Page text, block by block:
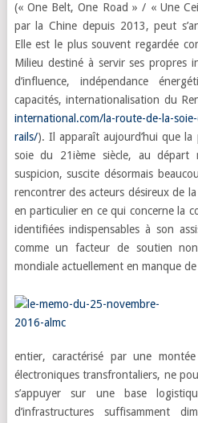
(« One Belt, One Road » / « Une
par la Chine depuis 2013, peut
Elle est le plus souvent regardée
Milieu destiné à servir ses propres
d’influence, indépendance
capacités, internationalisation du
international.com/la-route-de-la-
rails/). Il apparaît aujourd’hui que
soie du 21ième siècle, au départ
suspicion, suscite désormais
rencontrer des acteurs désireux de
en particulier en ce qui concerne la
identifiées indispensables à son
comme un facteur de soutien
mondiale actuellement en manque
entier, caractérisé par une
électroniques transfrontaliers, ne
s’appuyer sur une base
d’infrastructures suffisamment